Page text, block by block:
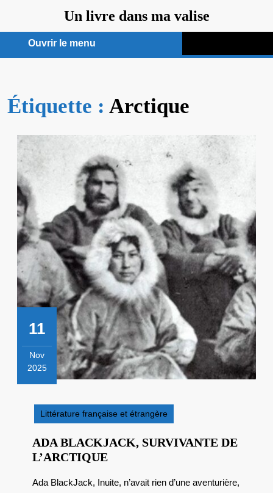
contenu
Un livre dans ma valise
Ouvrir le menu
menu
Étiquette : Arctique
11
Nov
2025
2025
Littérature française et étrangère
ADA BLACKJACK, SURVIVANTE DE
L’ARCTIQUEADA
SURVIVANTE
Ada BlackJack, Inuite, n’avait rien d’une aventurière,